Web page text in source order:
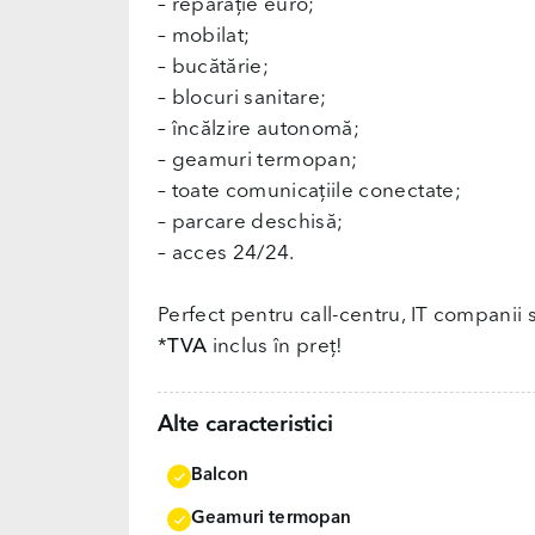
– reparație euro;
– mobilat;
– bucătărie;
– blocuri sanitare;
– încălzire autonomă;
– geamuri termopan;
– toate comunicațiile conectate;
– parcare deschisă;
– acces 24/24.
Perfect pentru call-centru, IT companii
*TVA inclus în preț!
Alte caracteristici
Balcon
Geamuri termopan